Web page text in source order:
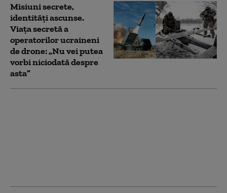
Misiuni secrete,
identități ascunse.
Viața secretă a
operatorilor ucraineni
de drone: „Nu vei putea
vorbi niciodată despre
asta”